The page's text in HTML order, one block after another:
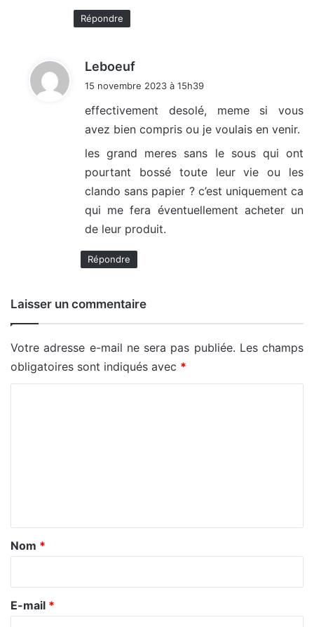
Répondre
Leboeuf
:
15 novembre 2023 à 15h39
effectivement desolé, meme si vous
avez bien compris ou je voulais en venir.
les grand meres sans le sous qui ont
pourtant bossé toute leur vie ou les
clando sans papier ? c’est uniquement ca
qui me fera éventuellement acheter un
de leur produit.
Répondre
Laisser un commentaire
Votre adresse e-mail ne sera pas publiée. Les champs
obligatoires sont indiqués avec *
a
e
Nom *
E-mail *